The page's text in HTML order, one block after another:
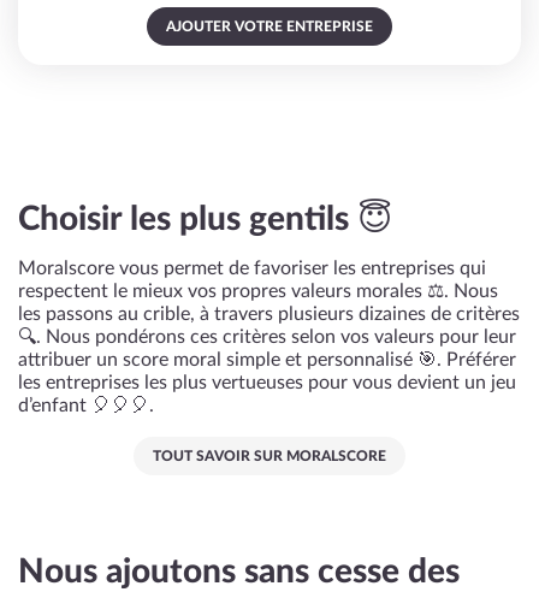
AJOUTER VOTRE ENTREPRISE
Choisir les plus gentils 😇
Moralscore vous permet de favoriser les entreprises qui
respectent le mieux vos propres valeurs morales ⚖️. Nous
les passons au crible, à travers plusieurs dizaines de critères
🔍. Nous pondérons ces critères selon vos valeurs pour leur
attribuer un score moral simple et personnalisé 🎯. Préférer
les entreprises les plus vertueuses pour vous devient un jeu
d’enfant 🎈🎈🎈.
TOUT SAVOIR SUR MORALSCORE
Nous ajoutons sans cesse des